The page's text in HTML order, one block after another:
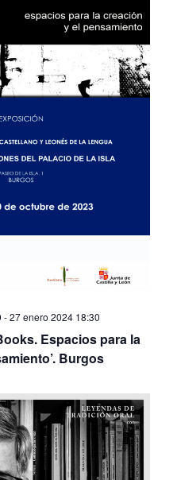
-27 enero 2024 18:30
Espacios para la